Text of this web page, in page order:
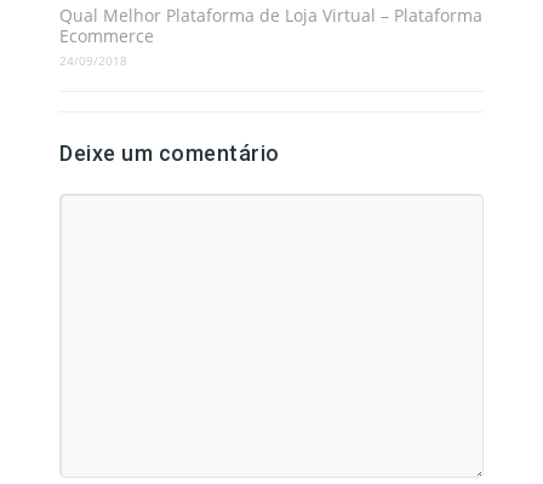
Qual Melhor Plataforma de Loja Virtual – Plataforma
Ecommerce
24/09/2018
Deixe um comentário